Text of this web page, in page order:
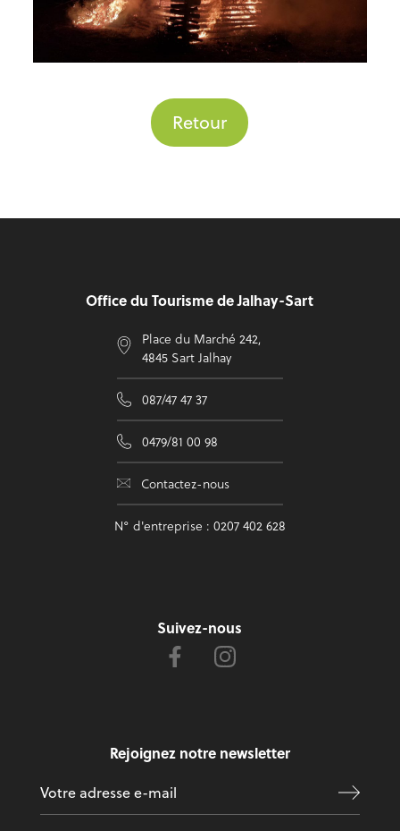
Retour
Office du Tourisme de Jalhay-Sart
Place du Marché 242,
4845 Sart Jalhay
087/47 47 37
0479/81 00 98
Contactez-nous
N° d'entreprise : 0207 402 628
Suivez-nous
Rejoignez notre newsletter